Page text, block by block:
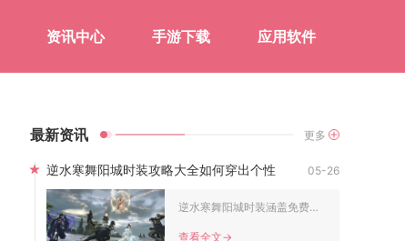
资讯中心 手游下载 应用软件
最新资讯 更多
逆水寒舞阳城时装攻略大全如何穿出个性 05-26
逆水寒舞阳城时装涵盖免费成就套与副本掉落款，掌握获取、染色与...
查看全文->